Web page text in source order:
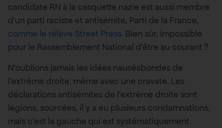
candidate RN à la casquette nazie est aussi membre
d’un parti raciste et antisémite, Parti de la France,
comme le rélève Street Press. Bien sûr, impossible
pour le Rassemblement National d’être au courant ?
N’oublions jamais les idées nauséabondes de
l’extrême droite, même avec une cravate. Les
déclarations antisémites de l’extrême droite sont
légions, sourcées, il y a eu plusieurs condamnations,
mais c’est la gauche qui est systématiquement